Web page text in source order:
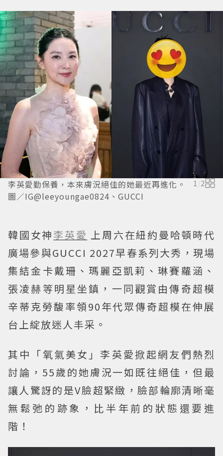
李英愛勤保養，本來膚況絕佳的她最近再進化。
圖／IG@leeyoungae0824、GUCCI
1/2
韓國女神李英愛 上周六在紐約曼哈頓時代
廣場參與GUCCI 2027早春系列大秀，現場
集結金卡戴珊、瑪麗亞凱莉、琳賽蘿涵、
張凌赫等明星坐鎮，一同觀賞由傳奇超模
辛蒂克勞馥率領90年代眾傳奇超模在伸展
台上綻放迷人丰采。
其中「氧氣美女」李英愛掀起網友們熱烈
討論，55歲的她膚況一如既往絕佳，但最
讓人驚訝的是V臉超緊緻，臉部輪廓清晰毫
無鬆弛的跡象，比半年前的狀態還要進
階！